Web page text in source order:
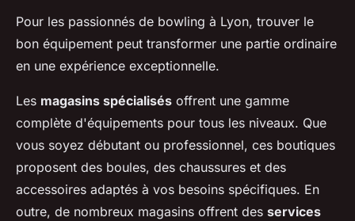
Pour les passionnés de bowling à Lyon, trouver le
bon équipement peut transformer une partie ordinaire
en une expérience exceptionnelle.
Les magasins spécialisés offrent une gamme
complète d'équipements pour tous les niveaux. Que
vous soyez débutant ou professionnel, ces boutiques
proposent des boules, des chaussures et des
accessoires adaptés à vos besoins spécifiques. En
outre, de nombreux magasins offrent des services